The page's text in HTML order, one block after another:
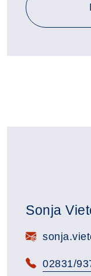
Sonja
E-Mail:
Telefon:
02831/